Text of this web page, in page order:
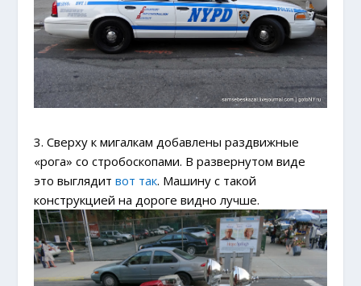
3. Сверху к мигалкам добавлены раздвижные
«рога» со стробоскопами. В развернутом виде
это выглядитвот так. Машину с такой
конструкцией на дороге видно лучше.